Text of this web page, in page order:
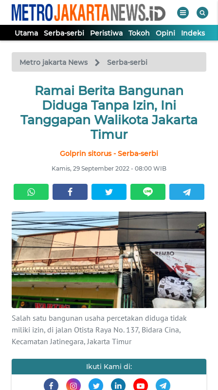
Utama Serba-serbi Peristiwa Tokoh Opini Indeks
Metro jakarta News Serba-serbi
Ramai Berita Bangunan
Diduga Tanpa Izin, Ini
Tanggapan Walikota Jakarta
Timur
Golprin sitorus - Serba-serbi
Kamis, 29 September 2022 - 08:00 WIB
Salah satu bangunan usaha percetakan diduga tidak
miliki izin, di jalan Otista Raya No. 137, Bidara Cina,
Kecamatan Jatinegara, Jakarta Timur
Ikuti Kami di:
TV
Tutup
UTAMA
SERBA-
SERBI
TOKOH
OPINI
Informasi
INDEKS
BERITA
KONTAK
KAMI
INFO
IKLAN
KAMI